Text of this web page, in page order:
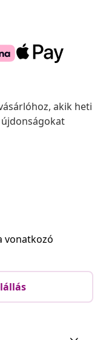
akik heti
vonatkozó